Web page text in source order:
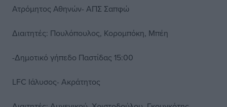
Ατρόμητος Αθηνών- ΑΠΣ Σαπφώ
Διαιτητές: Πουλόπουλος, Κορομπόκη, Μπέη
-Δημοτικό γήπεδο Παστίδας 15:00
LFC Ιάλυσος- Ακράτητος